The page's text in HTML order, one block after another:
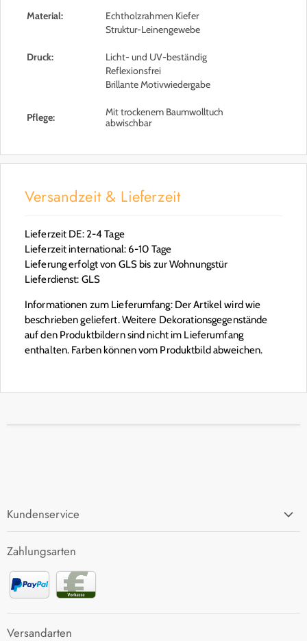
Material:
Echtholzrahmen Kiefer
Struktur-Leinengewebe
Druck:
Licht- und UV-beständig
Reflexionsfrei
Brillante Motivwiedergabe
Pflege:
Mit trockenem Baumwolltuch
abwischbar
Versandzeit & Lieferzeit
Lieferzeit DE: 2-4 Tage
Lieferzeit international: 6-10 Tage
Lieferung erfolgt von GLS bis zur Wohnungstür
Lieferdienst: GLS
Informationen zum Lieferumfang: Der Artikel wird wie
beschrieben geliefert. Weitere Dekorationsgegenstände
auf den Produktbildern sind nicht im Lieferumfang
enthalten. Farben können vom Produktbild abweichen.
Kundenservice
Zahlung und Versand
Rücksendung
Kontakt
Zahlungsarten
Versandarten